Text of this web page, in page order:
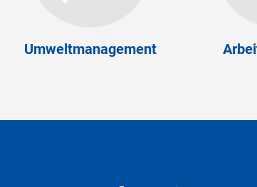
Umweltmanagement